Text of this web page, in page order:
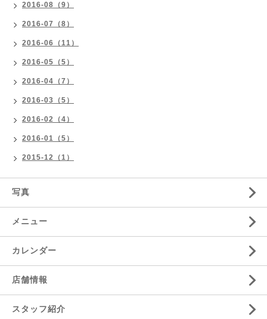
2016-08（9）
2016-07（8）
2016-06（11）
2016-05（5）
2016-04（7）
2016-03（5）
2016-02（4）
2016-01（5）
2015-12（1）
写真
メニュー
カレンダー
店舗情報
スタッフ紹介